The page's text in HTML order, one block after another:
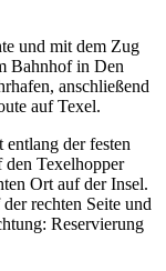
und mit dem Zug
Bahnhof in Den
anschließend
auf Texel.
entlang der festen
den Texelhopper
Ort auf der Insel.
rechten Seite und
Reservierung